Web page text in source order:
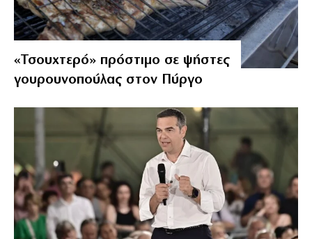
«Τσουχτερό» πρόστιμο σε ψήστες
γουρουνοπούλας στον Πύργο